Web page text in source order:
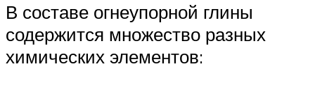
В составе огнеупорной глины
содержится множество разных
химических элементов: